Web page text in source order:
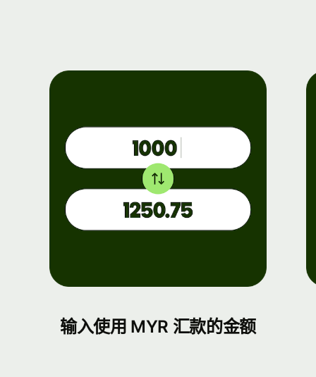
输入使用 MYR 汇款的金额